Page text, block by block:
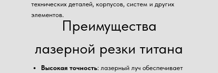
технических деталей, корпусов, систем и других
элементов.
Преимущества
лазерной резки титана
Высокая точность: лазерный луч обеспечивает